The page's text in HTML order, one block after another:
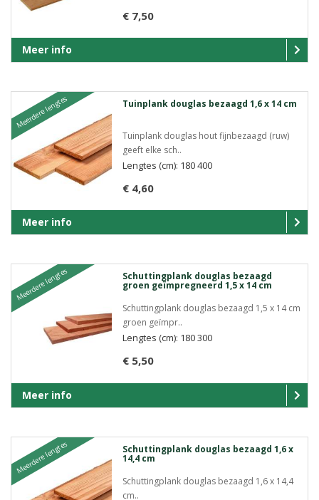
€ 7,50
Meer info
Meerdere lengtes Tuinplank douglas bezaagd 1,6 x 14 cm
Tuinplank douglas hout fijnbezaagd (ruw)
geeft elke sch..
€ 4,60
Lengtes (cm): 180 400
Meer info
Meerdere lengtes Schuttingplank douglas bezaagd
groen geïmpregneerd 1,5 x 14 cm
Schuttingplank douglas bezaagd 1,5 x 14 cm
groen geïmpr..
€ 5,50
Lengtes (cm): 180 300
Meer info
Meerdere lengtes Schuttingplank douglas bezaagd 1,6 x
14,4 cm
Schuttingplank douglas bezaagd 1,6 x 14,4
cm..